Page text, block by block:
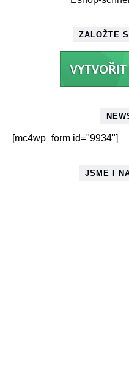
ZALOŽTE
[mc4wp_form id="9934"]
JSME I